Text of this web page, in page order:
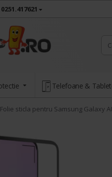
0251.417621
Telefoane &
Folie sticla pentru Samsung Galaxy